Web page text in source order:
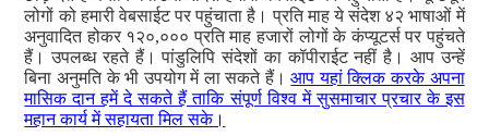
लोगों को हमारी वेबसाईट पर पहुंचाता है। प्रति माह ये संदेश ४२ भाषाओं में
अनुवादित होकर १२०,००० प्रति माह हजारों लोगों के कंप्यूटर्स पर पहुंचते
हैं। उपलब्ध रहते हैं। पांडुलिपि संदेशों का कॉपीराईट नहीं है। आप उन्हें
बिना अनुमति के भी उपयोग में ला सकते हैं।आप यहां क्लिक करके अपना
मासिक दान हमें दे सकते हैं ताकि संपूर्ण विश्व में सुसमाचार प्रचार के इस
महान कार्य में सहायता मिल सके।